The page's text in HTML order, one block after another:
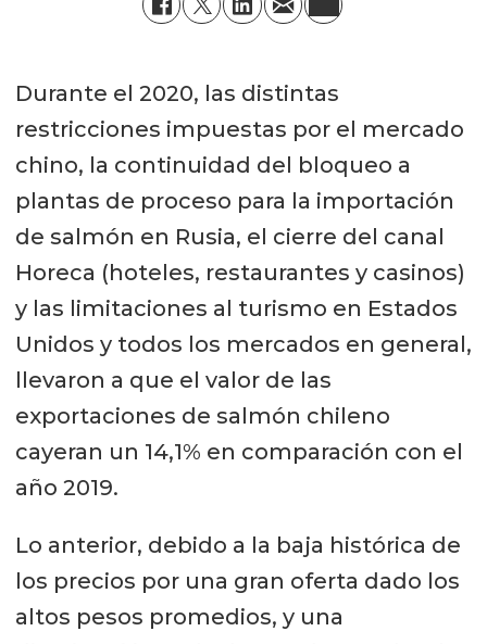
Durante el 2020, las distintas
restricciones impuestas por el mercado
chino, la continuidad del bloqueo a
plantas de proceso para la importación
de salmón en Rusia, el cierre del canal
Horeca (hoteles, restaurantes y casinos)
y las limitaciones al turismo en Estados
Unidos y todos los mercados en general,
llevaron a que el valor de las
exportaciones de salmón chileno
cayeran un 14,1% en comparación con el
año 2019.
Lo anterior, debido a la baja histórica de
los precios por una gran oferta dado los
altos pesos promedios, y una